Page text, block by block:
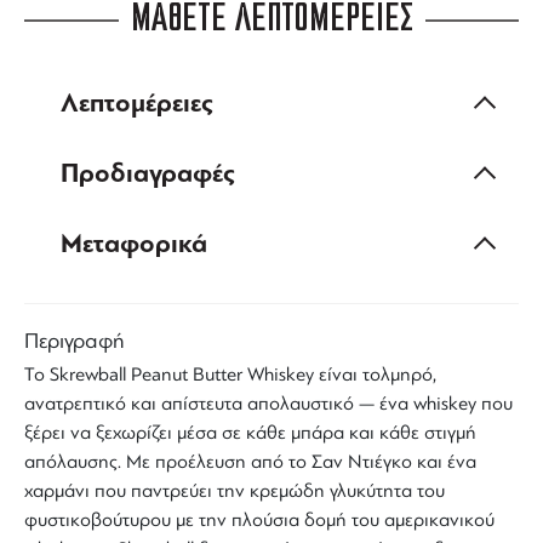
ΜΑΘΕΤΕ ΛΕΠΤΟΜΕΡΕΙΕΣ
Λεπτομέρειες
Προδιαγραφές
Μεταφορικά
Περιγραφή
Το Skrewball Peanut Butter Whiskey είναι τολμηρό,
ανατρεπτικό και απίστευτα απολαυστικό — ένα whiskey που
ξέρει να ξεχωρίζει μέσα σε κάθε μπάρα και κάθε στιγμή
απόλαυσης. Με προέλευση από το Σαν Ντιέγκο και ένα
χαρμάνι που παντρεύει την κρεμώδη γλυκύτητα του
φυστικοβούτυρου με την πλούσια δομή του αμερικανικού